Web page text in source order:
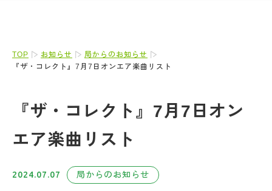
TOP お知らせ
局からのお知らせ
『ザ・コレクト』7月7日オンエア楽曲リスト
『ザ・コレクト』7月7日オン
エア楽曲リスト
2024.07.07 局からのお知らせ